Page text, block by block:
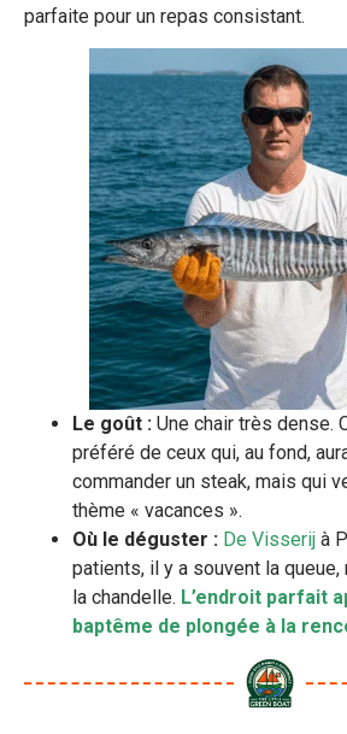
parfaite pour un repas consistant.
Le goût : Une chair très dense.
préféré de ceux qui, au fond,
commander un steak, mais qui
thème « vacances ».
Où le déguster : De Visserij à
patients, il y a souvent la queue,
la chandelle. L’endroit parfait
baptême de plongée à la